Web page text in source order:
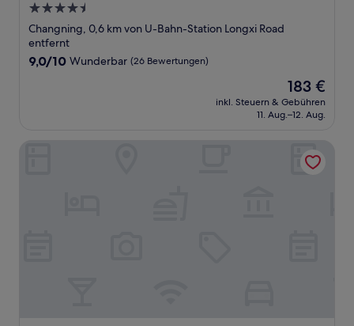
4.5-
Sterne-
Unterkunft
Changning, 0,6 km von U-Bahn-Station Longxi Road
entfernt
9.0
9,0/10 Wunderbar (26 Bewertungen)
Der
Preis
beträgt
183 €
inkl. Steuern & Gebühren
11. Aug.–12. Aug.